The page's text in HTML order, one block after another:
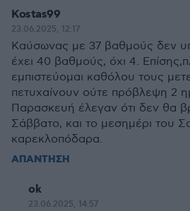
Kostas99
23.06.2025, 12:17
Καύσωνας με 37 βαθμούς δεν
έχει 40 βαθμούς, όχι 4.
εμπιστεύομαι καθόλου τους
πετυχαίνουν ούτε πρόβλεψη 2
Παρασκευή έλεγαν ότι δεν θα
Σάββατο, και το μεσημέρι του
καρεκλοπόδαρα.
ΑΠΑΝΤΗΣΗ
ok
23.06.2025, 14:57